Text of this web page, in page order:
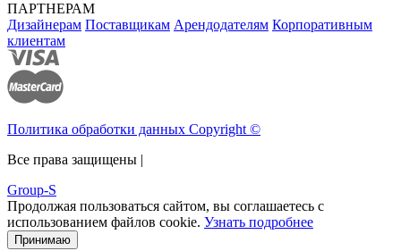
ПАРТНЕРАМ
Дизайнерам Поставщикам Арендодателям Корпоративным
клиентам
Политика обработки данных Copyright ©
Все права защищены |
Group-S
Продолжая пользоваться сайтом, вы соглашаетесь с
использованием файлов cookie. Узнать подробнее
Принимаю